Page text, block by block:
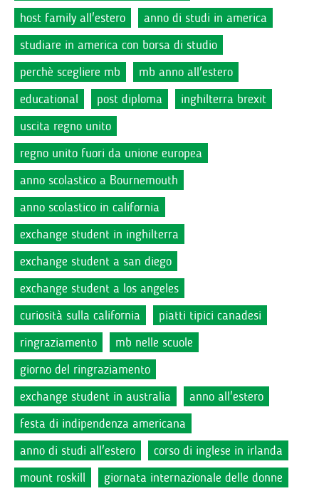
host family all'estero
anno di studi in america
studiare in america con borsa di studio
perchè scegliere mb
mb anno all'estero
educational
post diploma
inghilterra brexit
uscita regno unito
regno unito fuori da unione europea
anno scolastico a Bournemouth
anno scolastico in california
exchange student in inghilterra
exchange student a san diego
exchange student a los angeles
curiosità sulla california
piatti tipici canadesi
ringraziamento
mb nelle scuole
giorno del ringraziamento
exchange student in australia
anno all'estero
festa di indipendenza americana
anno di studi all'estero
corso di inglese in irlanda
mount roskill
giornata internazionale delle donne